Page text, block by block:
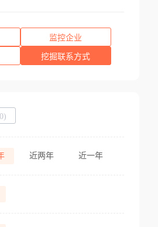
监控企业
挖掘联系方式
近两年 近一年